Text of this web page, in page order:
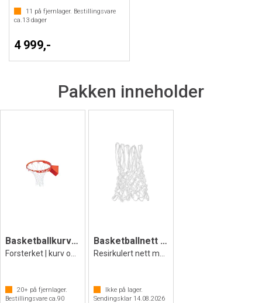
11 på fjernlager. Bestillingsvare
ca.13 dager
4 999,-
Pakken inneholder
Basketballkurv Standard Premium 2.0
20+ på fjernlager.
Bestillingsvare ca.90
Basketballnett 6 mm
Ikke på lager.
Sendingsklar 14.08.2026